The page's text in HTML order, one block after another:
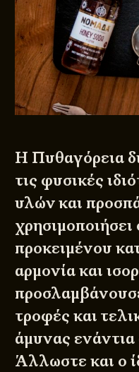
Η Πυθαγόρεια
τις φυσικές
υλών και
προκειμένου
αρμονία και
τροφές και
άμυνας ενάντια
Άλλωστε και ο